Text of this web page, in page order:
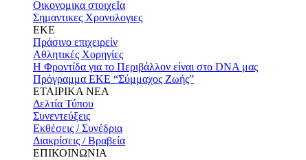
Οικονομικα στοιχεΙα
Σημαντικες Χρονολογιες
ΕΚΕ
Πράσινο επιχειρείν
Αθλητικές Χορηγίες
Η Φροντίδα για το Περιβάλλον είναι στο DNA μας
Πρόγραμμα ΕΚΕ “Σύμμαχος Ζωής”
ΕΤΑΙΡΙΚΑ ΝΕΑ
Δελτία Τύπου
Συνεντεύξεις
Εκθέσεις / Συνέδρια
Διακρίσεις / Βραβεία
ΕΠΙΚΟΙΝΩΝΙΑ